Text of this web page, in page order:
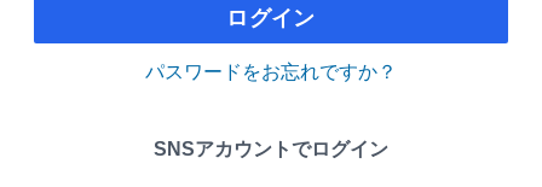
ログイン
パスワードをお忘れですか？
SNSアカウントでログイン